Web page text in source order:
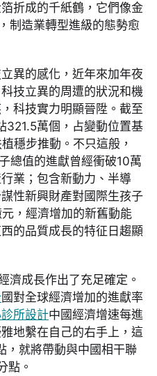
折成的千紙鶴，它們像金
制造業轉型進級的態勢愈
異的感化，近年來加年夜
技立異的周遭的狀況和機
科技實力明顯晉陞。截至
321.5萬個，占變動位置基
穩步推動。不只這般，
總值的進獻曾經衝破10萬
業；包含新動力、半導
性新興財產對國際生孩子
，經濟增加的新舊動能
的品質成長的特征日趨顯
濟成長作出了充足確定。
國對全球經濟增加的進獻率
所設計中國經濟增速每進
地繫在自己的右手上，這
，就將帶動與中國相干聯
點。